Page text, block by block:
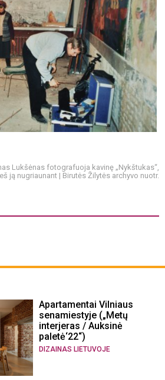
Lukšėnas fotografuoja kavinę „Nykštukas“,
ją nugriaunant | Birutės Žilytės archyvo nuotr.
Apartamentai Vilniaus
senamiestyje („Metų
interjeras / Auksinė
paletė‘22“)
DIZAINAS LIETUVOJE